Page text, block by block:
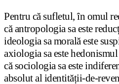
Pentru că sufletul, în omul
că antropologia sa este
ideologia sa morală este
axiologia sa este
că sociologia sa este
absolut al identității-de-